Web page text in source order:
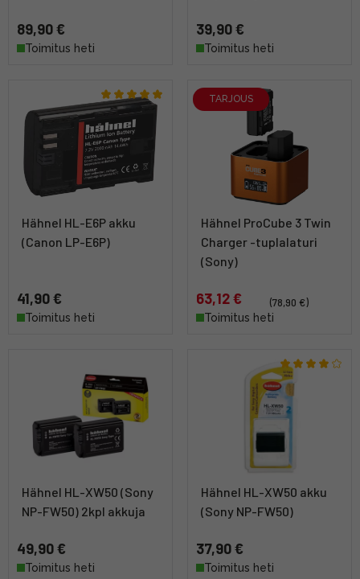
89,90 €
Toimitus heti
39,90 €
Toimitus heti
Hähnel HL-E6P akku
(Canon LP-E6P)
41,90 €
Toimitus heti
TARJOUS
Hähnel ProCube 3 Twin
Charger -tuplalaturi
(Sony)
63,12 €
(78,90 €)
Toimitus heti
Hähnel HL-XW50 (Sony
NP-FW50) 2kpl akkuja
49,90 €
Toimitus heti
Hähnel HL-XW50 akku
(Sony NP-FW50)
37,90 €
Toimitus heti